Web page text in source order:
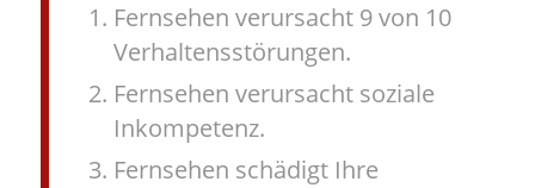
Fernsehen verursacht 9 von 10
Verhaltensstörungen.
Fernsehen verursacht soziale
Inkompetenz.
Fernsehen schädigt Ihre